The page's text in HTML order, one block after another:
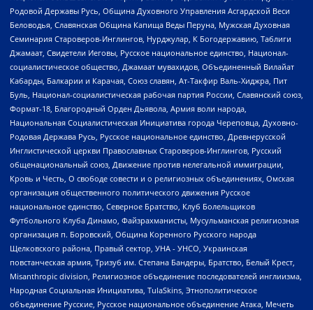
Родовой Державы Русь, Община Духовного Управления Асгардской Веси
Беловодья, Славянская Община Капища Веды Перуна, Мужская Духовная
Семинария Староверов-Инглингов, Нурджулар, К Богодержавию, Таблиги
Джамаат, Свидетели Иеговы, Русское национальное единство, Национал-
социалистическое общество, Джамаат мувахидов, Объединенный Вилайат
Кабарды, Балкарии и Карачая, Союз славян, Ат-Такфир Валь-Хиджра, Пит
Буль, Национал-социалистическая рабочая партия России, Славянский союз,
Формат-18, Благородный Орден Дьявола, Армия воли народа,
Национальная Социалистическая Инициатива города Череповца, Духовно-
Родовая Держава Русь, Русское национальное единство, Древнерусской
Инглистической церкви Православных Староверов-Инглингов, Русский
общенациональный союз, Движение против нелегальной иммиграции,
Кровь и Честь, О свободе совести и о религиозных объединениях, Омская
организация общественного политического движения Русское
национальное единство, Северное Братство, Клуб Болельщиков
Футбольного Клуба Динамо, Файзрахманисты, Мусульманская религиозная
организация п. Боровский, Община Коренного Русского народа
Щелковского района, Правый сектор, УНА - УНСО, Украинская
повстанческая армия, Тризуб им. Степана Бандеры, Братство, Белый Крест,
Misanthropic division, Религиозное объединение последователей инглиизма,
Народная Социальная Инициатива, TulaSkins, Этнополитическое
объединение Русские, Русское национальное объединение Атака, Мечеть